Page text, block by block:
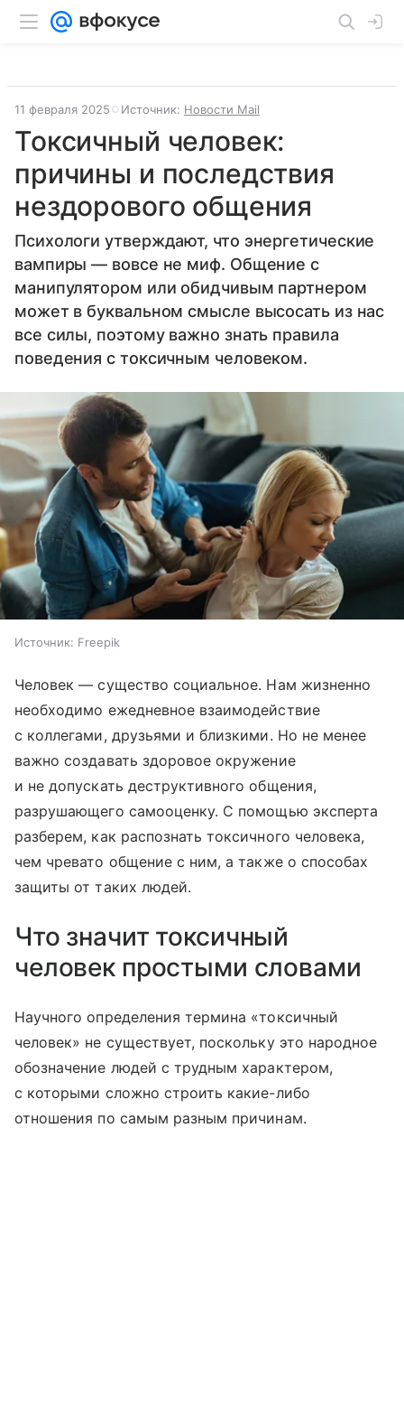
11 февраля 2025 Источник: Новости Mail
Токсичный человек:
причины и последствия
нездорового общения
Психологи утверждают, что энергетические
вампиры — вовсе не миф. Общение с
манипулятором или обидчивым партнером
может в буквальном смысле высосать из нас
все силы, поэтому важно знать правила
поведения с токсичным человеком.
Источник: Freepik
Человек — существо социальное. Нам жизненно
необходимо ежедневное взаимодействие
с коллегами, друзьями и близкими. Но не менее
важно создавать здоровое окружение
и не допускать деструктивного общения,
разрушающего самооценку. С помощью эксперта
разберем, как распознать токсичного человека,
чем чревато общение с ним, а также о способах
защиты от таких людей.
Что значит токсичный
человек простыми словами
Научного определения термина «токсичный
человек» не существует, поскольку это народное
обозначение людей с трудным характером,
с которыми сложно строить какие-либо
отношения по самым разным причинам.